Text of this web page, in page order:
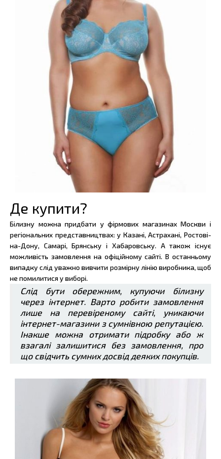
Де купити?
Білизну можна придбати у фірмових магазинах Москви і
регіональних представництвах: у Казані, Астрахані, Ростові-
на-Дону, Самарі, Брянську і Хабаровську. А також існує
можливість замовлення на офіційному сайті. В останньому
випадку слід уважно вивчити розмірну лінію виробника, щоб
не помилитися у виборі.
Слід бути обережним, купуючи білизну
через інтернет. Варто робити замовлення
лише на перевіреному сайті, уникаючи
інтернет-магазини з сумнівною репутацією.
Інакше можна отримати підробку або ж
взагалі залишитися без замовлення, про
що свідчить сумних досвід деяких покупців.